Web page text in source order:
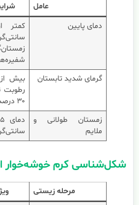
عامل
دمای پایین
گرمای شدید تابستان
رطوبت
۳۰ درصد
زمستان طولانی و
ملایم
شکل‌شناسی کرم خوشه‌خوار
مرحله زیستی